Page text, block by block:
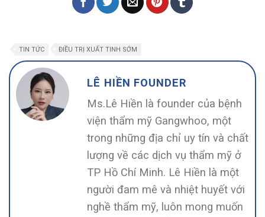
TIN TỨC ĐIỀU TRỊ XUẤT TINH SỚM
LÊ HIỀN FOUNDER
Ms.Lê Hiền là founder của bệnh
viện thẩm mỹ Gangwhoo, một
trong những địa chỉ uy tín và chất
lượng về các dịch vụ thẩm mỹ ở
TP Hồ Chí Minh. Lê Hiền là một
người đam mê và nhiệt huyết với
nghề thẩm mỹ, luôn mong muốn